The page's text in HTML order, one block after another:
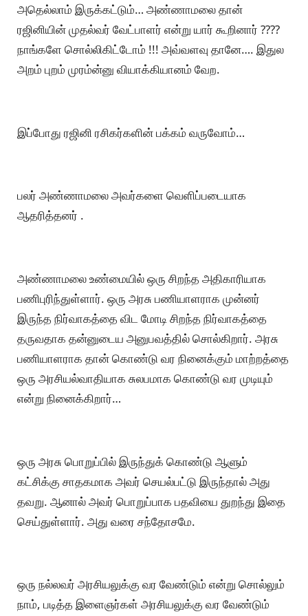
அதெல்லாம் இருக்கட்டும்… அண்ணாமலை தான்
ரஜினியின் முதல்வர் வேட்பாளர் என்று யார் கூறினார் ????
நாங்களே சொல்லிகிட்டோம் !!! அவ்வளவு தானே…. இதுல
அறம் புறம் முரம்ன்னு வியாக்கியானம் வேற.
இப்போது ரஜினி ரசிகர்களின் பக்கம் வருவோம்…
பலர் அண்ணாமலை அவர்களை வெளிப்படையாக
ஆதரித்தனர் .
அண்ணாமலை உண்மையில் ஒரு சிறந்த அதிகாரியாக
பணிபுரிந்துள்ளார். ஒரு அரசு பணியாளராக முன்னர்
இருந்த நிர்வாகத்தை விட மோடி சிறந்த நிர்வாகத்தை
தருவதாக தன்னுடைய அனுபவத்தில் சொல்கிறார். அரசு
பணியாளராக தான் கொண்டு வர நினைக்கும் மாற்றத்தை
ஒரு அரசியல்வாதியாக சுலபமாக கொண்டு வர முடியும்
என்று நினைக்கிறார்…
ஒரு அரசு பொறுப்பில் இருந்துக் கொண்டு ஆளும்
கட்சிக்கு சாதகமாக அவர் செயல்பட்டு இருந்தால் அது
தவறு. ஆனால் அவர் பொறுப்பாக பதவியை துறந்து இதை
செய்துள்ளார். அது வரை சந்தோசமே.
ஒரு நல்லவர் அரசியலுக்கு வர வேண்டும் என்று சொல்லும்
நாம், படித்த இளைஞர்கள் அரசியலுக்கு வர வேண்டும்